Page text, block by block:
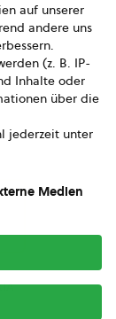
auf unserer
andere uns
(z. B. IP-
Inhalte oder
über die
jederzeit unter
Medien